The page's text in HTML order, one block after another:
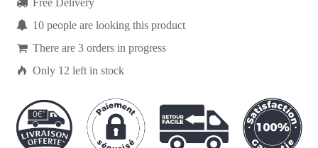
 10 people are looking this product
 There are3 orders in progress
 Only 12 left in stock